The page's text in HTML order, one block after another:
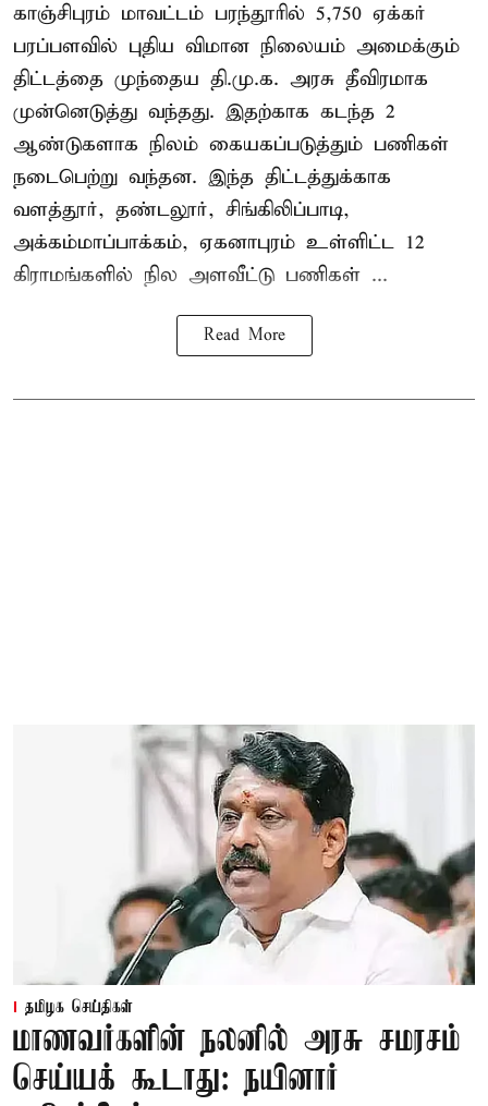
காஞ்சிபுரம் மாவட்டம் பரந்தூரில் 5,750 ஏக்கர்
பரப்பளவில் புதிய விமான நிலையம் அமைக்கும்
திட்டத்தை முந்தைய தி.மு.க. அரசு தீவிரமாக
முன்னெடுத்து வந்தது. இதற்காக கடந்த 2
ஆண்டுகளாக நிலம் கையகப்படுத்தும் பணிகள்
நடைபெற்று வந்தன. இந்த திட்டத்துக்காக
வளத்தூர், தண்டலூர், சிங்கிலிப்பாடி,
அக்கம்மாப்பாக்கம், ஏகனாபுரம் உள்ளிட்ட 12
கிராமங்களில் நில அளவீட்டு பணிகள் ...
Read More
தமிழக செய்திகள்
மாணவர்களின் நலனில் அரசு சமரசம்
செய்யக் கூடாது: நயினார்